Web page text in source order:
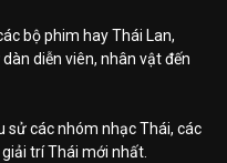
bộ phim hay Thái Lan,
diễn viên, nhân vật đến
sử các nhóm nhạc Thái, các
trí Thái mới nhất.